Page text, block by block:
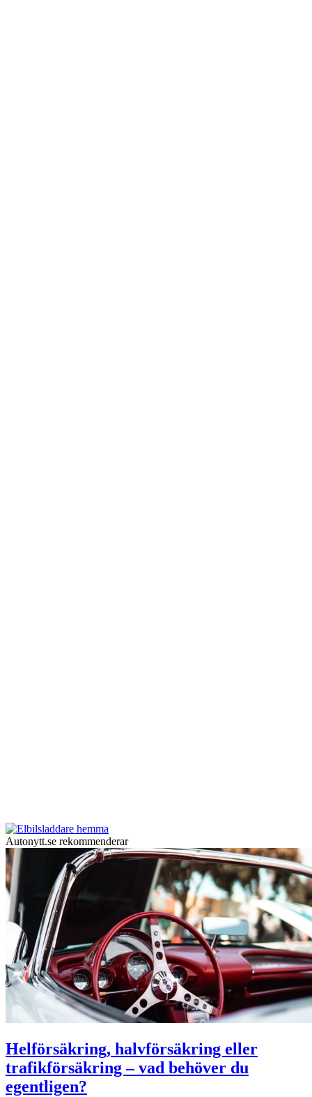
Autonytt.se rekommenderar
Helförsäkring, halvförsäkring eller
trafikförsäkring – vad behöver du
egentligen?